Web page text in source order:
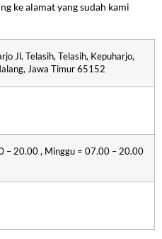
ke alamat yang sudah kami
Jl. Telasih, Telasih, Kepuharjo,
Jawa Timur 65152
– 20.00 , Minggu = 07.00 – 20.00